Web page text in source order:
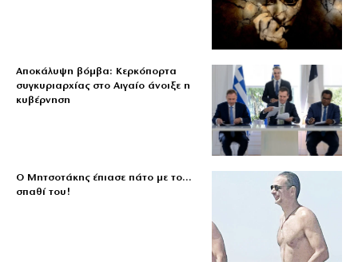
Αποκάλυψη βόμβα: Κερκόπορτα
συγκυριαρχίας στο Αιγαίο άνοιξε η
κυβέρνηση
Ο Μητσοτάκης έπιασε πάτο με το…
σπαθί του!